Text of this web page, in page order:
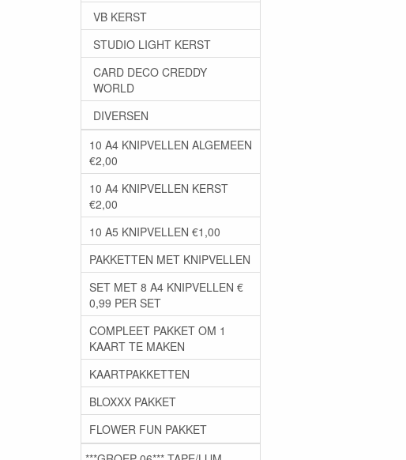
VB KERST
STUDIO LIGHT KERST
CARD DECO CREDDY
WORLD
DIVERSEN
10 A4 KNIPVELLEN ALGEMEEN
€2,00
10 A4 KNIPVELLEN KERST
€2,00
10 A5 KNIPVELLEN €1,00
PAKKETTEN MET KNIPVELLEN
SET MET 8 A4 KNIPVELLEN €
0,99 PER SET
COMPLEET PAKKET OM 1
KAART TE MAKEN
KAARTPAKKETTEN
BLOXXX PAKKET
FLOWER FUN PAKKET